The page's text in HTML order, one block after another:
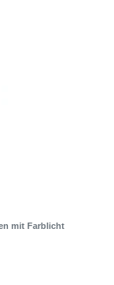
mit Farblicht